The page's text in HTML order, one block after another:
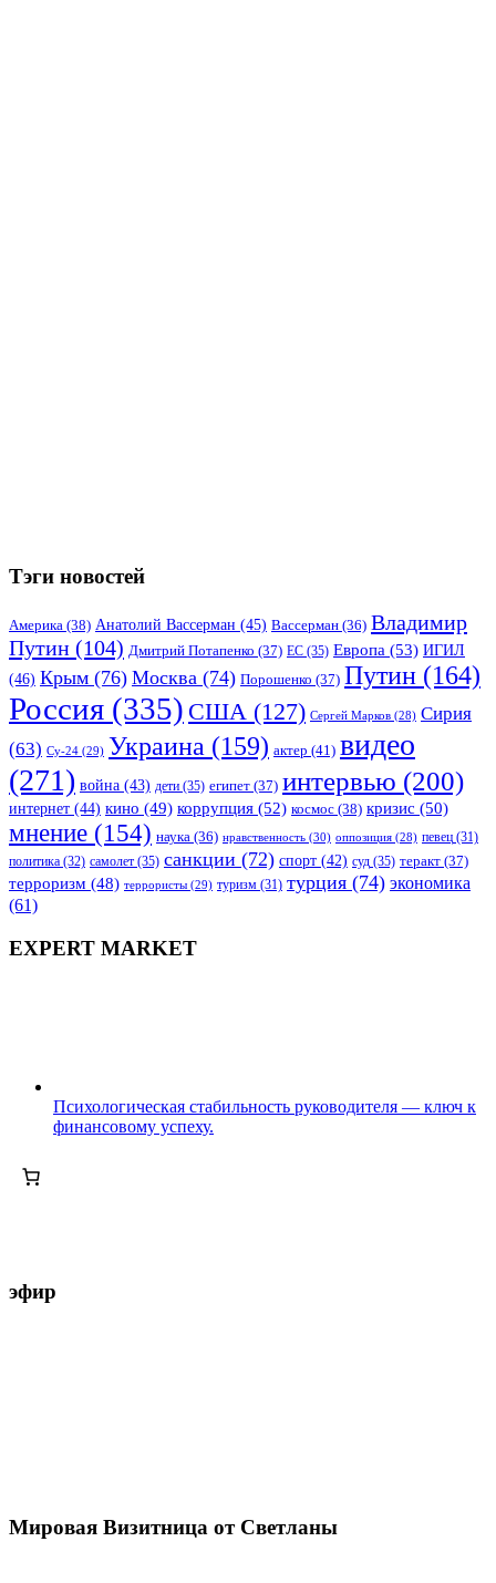
Тэги новостей
Америка (38) Анатолий Вассерман (45) Вассерман (36) Владимир
Путин (104) Дмитрий Потапенко (37) ЕС (35) Европа (53) ИГИЛ
(46) Крым (76) Москва (74) Порошенко (37) Путин (164)
Россия (335) США (127) Сергей Марков (28) Сирия
(63) Су-24 (29) Украина (159) актер (41) видео
(271) война (43) дети (35) египет (37) интервью (200)
интернет (44) кино (49) коррупция (52) космос (38) кризис (50)
мнение (154) наука (36) нравственность (30) оппозиция (28) певец (31)
политика (32) самолет (35) санкции (72) спорт (42) суд (35) теракт (37)
терроризм (48) террористы (29) туризм (31) турция (74) экономика
(61)
EXPERT MARKET
Психологическая стабильность руководителя — ключ к
финансовому успеху.
эфир
Мировая Визитница от Светланы